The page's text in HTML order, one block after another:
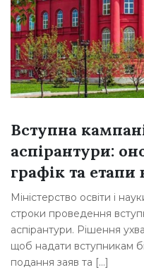
Вступна
аспірантури:
графік та етапи
Міністерство освіти і
строки проведення
аспірантури. Рішення
щоб надати вступникам
подання заяв та […]